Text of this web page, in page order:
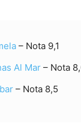
– Nota 9,1
Al Mar – Nota
– Nota 8,5